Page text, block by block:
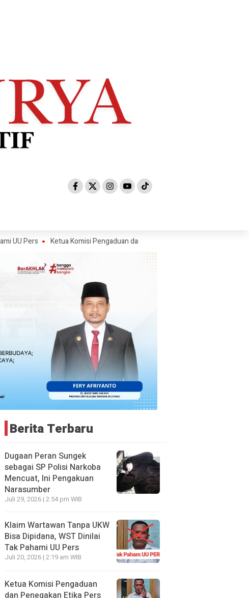
Ketua Komisi Pengaduan dan Penegakan Etika Pers Angkat Bicara Soal
Berita Terbaru
Dugaan Peran Sungek
sebagai SP Polisi Narkoba
Mencuat, Ini Pengakuan
Narasumber
Juli 29, 2026 | 2:54 pm WIB
Klaim Wartawan Tanpa UKW
Bisa Dipidana, WST Dinilai
Tak Pahami UU Pers
Juli 20, 2026 | 2:19 am WIB
Ketua Komisi Pengaduan
dan Penegakan Etika Pers